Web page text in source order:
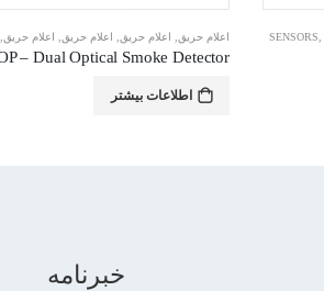
SENSORS, اعلام حریق, اعلام حریق, اعلام حریق, اعلام حریق,
– Dual Optical Smoke Detector
اطلاعات بیشتر
خبرنامه